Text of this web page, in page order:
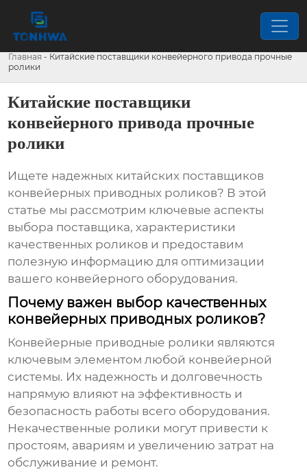
Главная - Китайские поставщики конвейерного привода прочные
ролики
Китайские поставщики
конвейерного привода прочные
ролики
Ищете надежных китайских поставщиков
конвейерных приводных роликов? В этой
статье мы рассмотрим ключевые аспекты
выбора поставщика, характеристики
качественных роликов и предоставим
полезную информацию для оптимизации
вашего конвейерного оборудования.
Почему важен выбор качественных
конвейерных приводных роликов?
Конвейерные приводные ролики являются
ключевым элементом любой конвейерной
системы. Их надежность и долговечность
напрямую влияют на эффективность и
безопасность работы всего оборудования.
Некачественные ролики могут привести к
простоям, авариям и увеличению затрат на
обслуживание и ремонт.